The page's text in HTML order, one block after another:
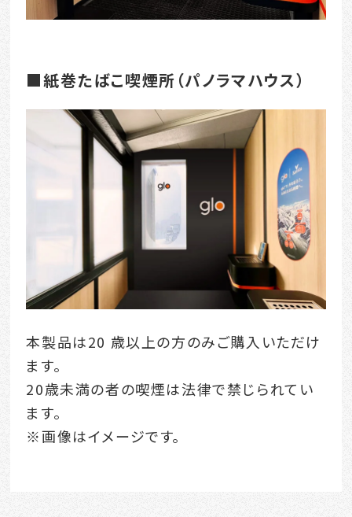
■紙巻たばこ喫煙所（パノラマハウス）
本製品は20 歳以上の方のみご購入いただけ
ます。
20歳未満の者の喫煙は法律で禁じられてい
ます。
※画像はイメージです。